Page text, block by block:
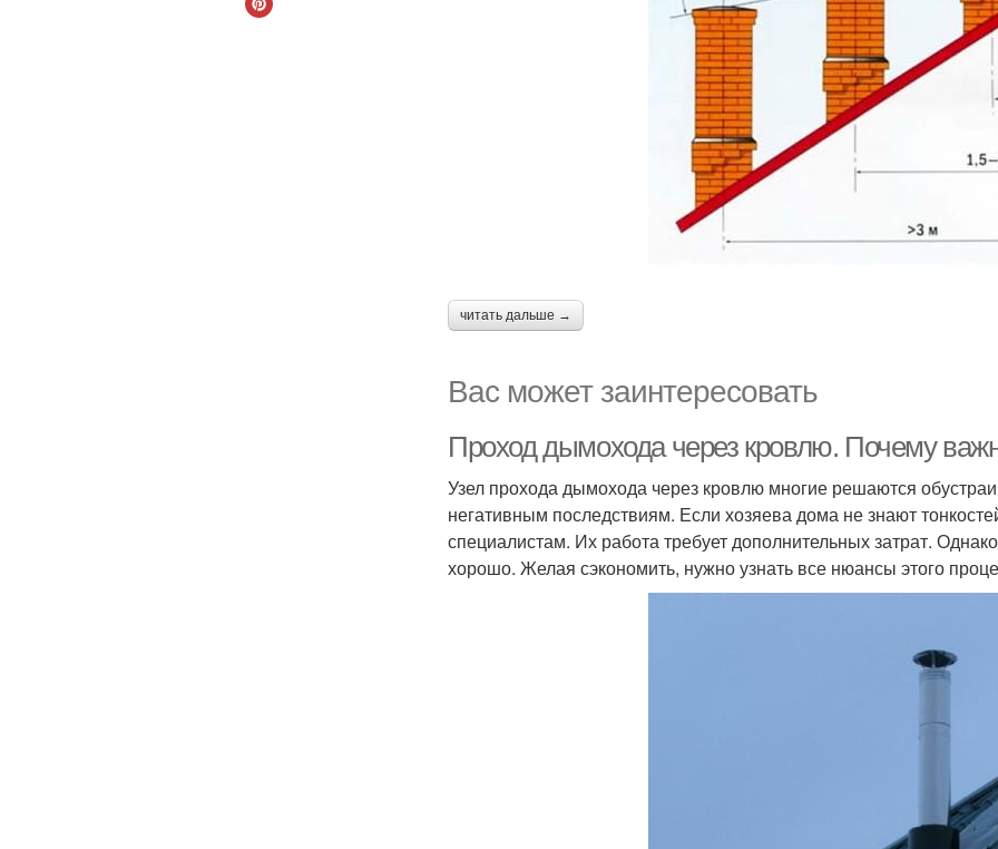
читать дальше →
Вас может заинтересовать
Проход дымохода через кровлю. Почему
Узел прохода дымохода через кровлю многие решаются
негативным последствиям. Если хозяева дома не знают
специалистам. Их работа требует дополнительных затрат.
хорошо. Желая сэкономить, нужно узнать все нюансы этого